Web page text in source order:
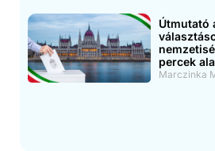
Útmutató
percek
Marczinka